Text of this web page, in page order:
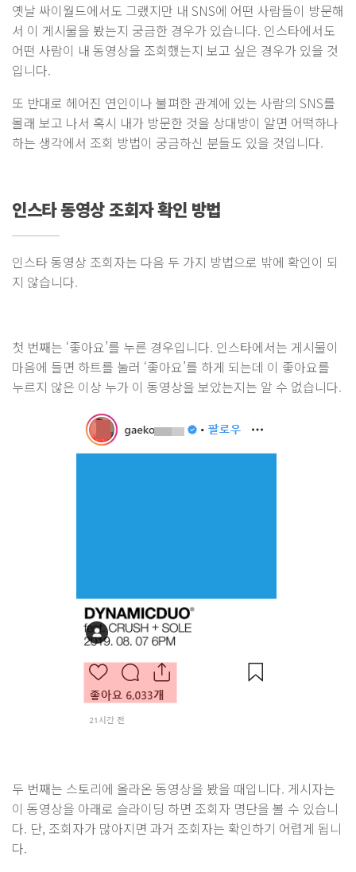
옛날 싸이월드에서도 그랬지만 내 SNS에 어떤 사람들이 방문해
서 이 게시물을 봤는지 궁금한 경우가 있습니다. 인스타에서도
어떤 사람이 내 동영상을 조회했는지 보고 싶은 경우가 있을 것
입니다.
또 반대로 헤어진 연인이나 불펴한 관계에 있는 사람의 SNS를
몰래 보고 나서 혹시 내가 방문한 것을 상대방이 알면 어떡하나
하는 생각에서 조회 방법이 궁금하신 분들도 있을 것입니다.
인스타 동영상 조회자 확인 방법
인스타 동영상 조회자는 다음 두 가지 방법으로 밖에 확인이 되
지 않습니다.
첫 번째는 ‘좋아요’를 누른 경우입니다. 인스타에서는 게시물이
마음에 들면 하트를 눌러 ‘좋아요’를 하게 되는데 이 좋아요를
누르지 않은 이상 누가 이 동영상을 보았는지는 알 수 없습니다.
두 번째는 스토리에 올라온 동영상을 봤을 때입니다. 게시자는
이 동영상을 아래로 슬라이딩 하면 조회자 명단을 볼 수 있습니
다. 단, 조회자가 많아지면 과거 조회자는 확인하기 어렵게 됩니
다.